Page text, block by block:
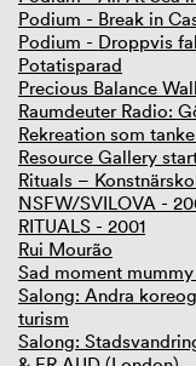
Podium - Break in
Podium - Droppvis
Potatisparad
Precious Balance
Raumdeuter Radio:
Rekreation som
Resource Gallery
Rituals –
NSFW/SVILOVA -
RITUALS - 2001
Rui Mourão
Sad moment
Salong: Andra
turism
Salong: